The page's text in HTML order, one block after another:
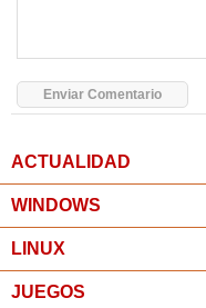
ACTUALIDAD
WINDOWS
LINUX
JUEGOS